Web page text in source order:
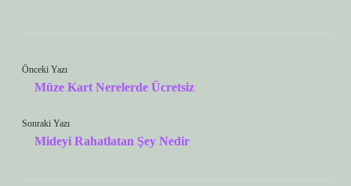
Önceki Yazı
Müze Kart Nerelerde Ücretsiz
Sonraki Yazı
Mideyi Rahatlatan Şey Nedir